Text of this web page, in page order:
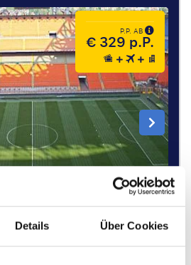
Details Über Cookies
P.P. AB
€ 329 p.P.